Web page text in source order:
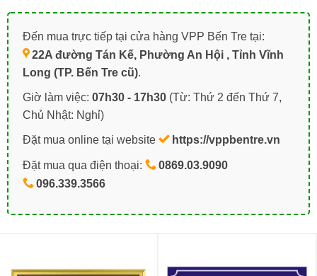
Đến mua trực tiếp tại cửa hàng VPP Bến Tre tại:
22A đường Tán Kế, Phường An Hội , Tỉnh Vĩnh
Long (TP. Bến Tre cũ).
Giờ làm việc: 07h30 - 17h30 (Từ: Thứ 2 đến Thứ 7,
Chủ Nhật: Nghỉ)
Đặt mua online tại website https://vppbentre.vn
Đặt mua qua điện thoại:
0869.03.9090
096.339.3566